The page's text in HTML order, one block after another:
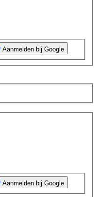
Aanmelden bij Google
Aanmelden bij Google